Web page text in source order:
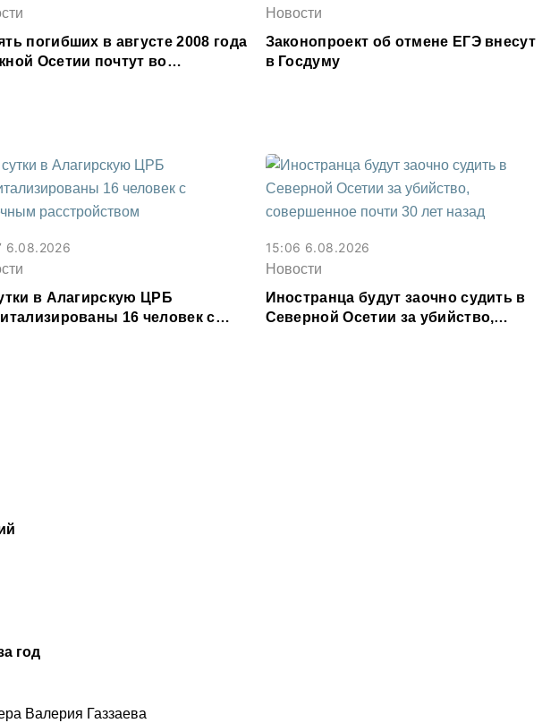
год
Валерия Газзаева
погибших в августе 2008 года
Осетии почтут во
Новости
Законопроект об отмене ЕГЭ внесут
в Госдуму
6.08.2026
в Алагирскую ЦРБ
16 человек с
15:06 6.08.2026
Новости
Иностранца будут заочно судить в
Северной Осетии за убийство,